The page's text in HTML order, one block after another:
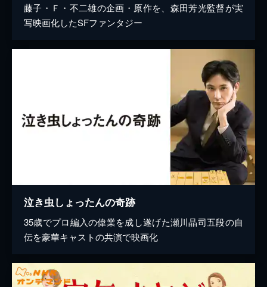
藤子・Ｆ・不二雄の企画・原作を、森田芳光監督が実
写映画化したSFファンタジー
泣き虫しょったんの奇跡
35歳でプロ編入の偉業を成し遂げた瀬川晶司五段の自
伝を豪華キャストの共演で映画化